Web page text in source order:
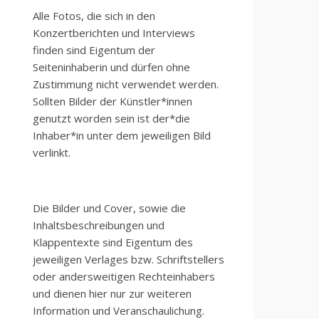
Alle Fotos, die sich in den
Konzertberichten und Interviews
finden sind Eigentum der
Seiteninhaberin und dürfen ohne
Zustimmung nicht verwendet werden.
Sollten Bilder der Künstler*innen
genutzt worden sein ist der*die
Inhaber*in unter dem jeweiligen Bild
verlinkt.
Die Bilder und Cover, sowie die
Inhaltsbeschreibungen und
Klappentexte sind Eigentum des
jeweiligen Verlages bzw. Schriftstellers
oder andersweitigen Rechteinhabers
und dienen hier nur zur weiteren
Information und Veranschaulichung.